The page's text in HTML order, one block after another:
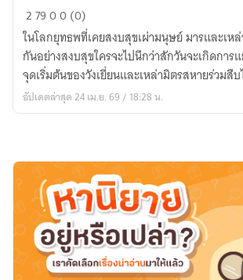
ใต้
หล้า
บอก
ข้า
เถิด..ใคร
คือ
ธรรม
ใน
รอย
เลือด
27900 (0)
ในโลกยุทธพที่เคยสงบสุขเผ่ามนุษย์ มารและเห
กันอย่างสงบสุขใครจะไปนึกว่าสักวันจะเกิดการ
จุดเริ่มต้นของวังเยี่ยนและเหล่ามิตรสหายร่วมสื
อัปเดตล่าสุด 24 เม.ย. 69 / 18:28 น.